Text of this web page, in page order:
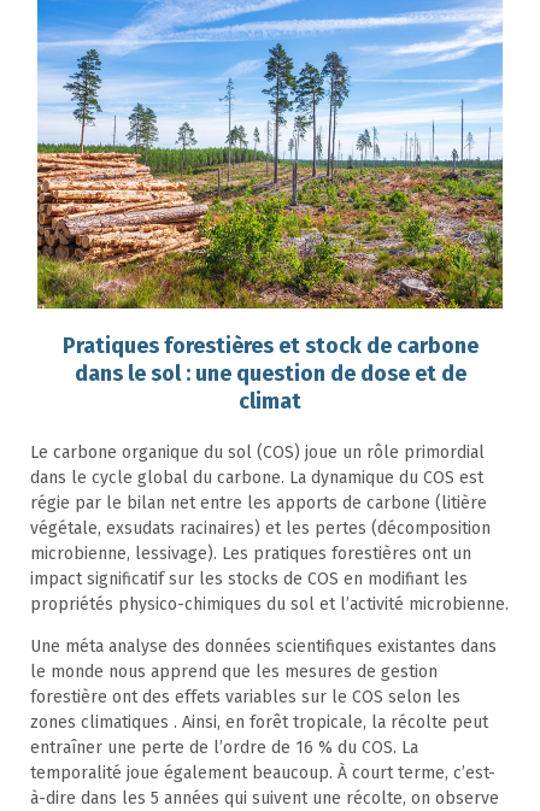
Pratiques forestières et stock de carbone
dans le sol : une question de dose et de
climat
Le carbone organique du sol (COS) joue un rôle primordial
dans le cycle global du carbone. La dynamique du COS est
régie par le bilan net entre les apports de carbone (litière
végétale, exsudats racinaires) et les pertes (décomposition
microbienne, lessivage). Les pratiques forestières ont un
impact significatif sur les stocks de COS en modifiant les
propriétés physico-chimiques du sol et l’activité microbienne.
Une méta analyse des données scientifiques existantes dans
le monde nous apprend que les mesures de gestion
forestière ont des effets variables sur le COS selon les
zones climatiques . Ainsi, en forêt tropicale, la récolte peut
entraîner une perte de l’ordre de 16 % du COS. La
temporalité joue également beaucoup. À court terme, c’est-
à-dire dans les 5 années qui suivent une récolte, on observe